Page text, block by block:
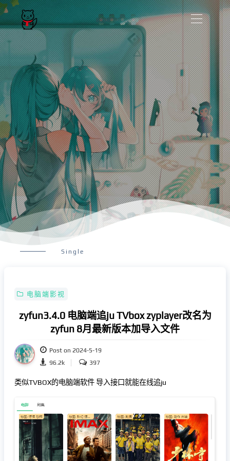
Single
电脑端影视
zyfun3.4.0 电脑端追ju TVbox zyplayer改名为
zyfun 8月最新版本加导入文件
Post on 2024-5-19
96.2k
397
类似TVBOX的电脑端软件 导入接口就能在线追ju